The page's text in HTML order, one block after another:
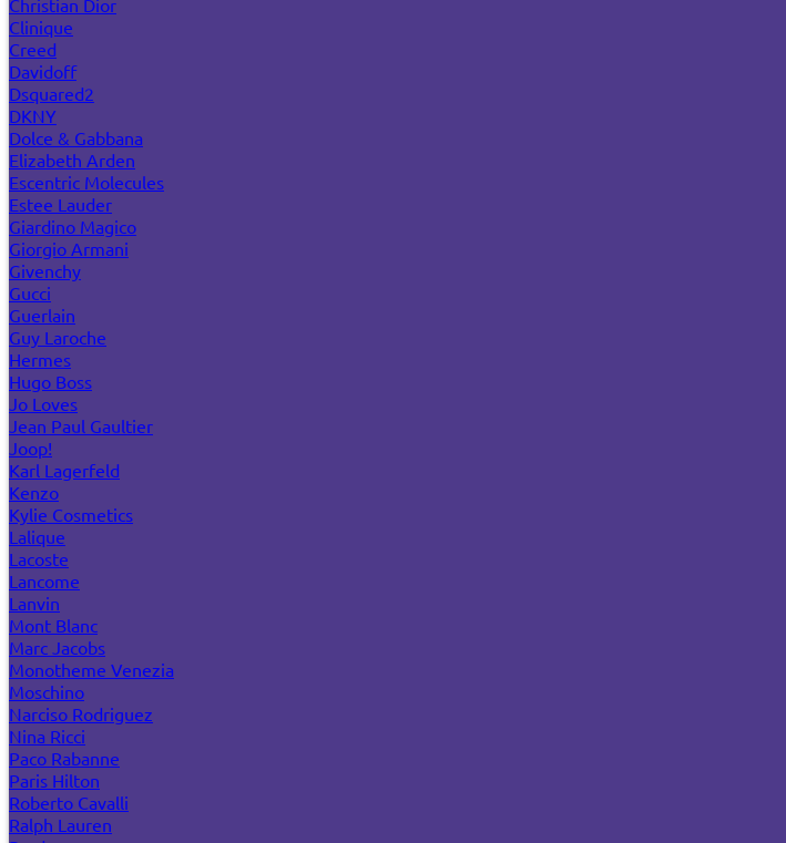
Christian Dior
Clinique
Creed
Davidoff
Dsquared2
DKNY
Dolce & Gabbana
Elizabeth Arden
Escentric Molecules
Estee Lauder
Giardino Magico
Giorgio Armani
Givenchy
Gucci
Guerlain
Guy Laroche
Hermes
Hugo Boss
Jo Loves
Jean Paul Gaultier
Joop!
Karl Lagerfeld
Kenzo
Kylie Cosmetics
Lalique
Lacoste
Lancome
Lanvin
Mont Blanc
Marc Jacobs
Monotheme Venezia
Moschino
Narciso Rodriguez
Nina Ricci
Paco Rabanne
Paris Hilton
Roberto Cavalli
Ralph Lauren